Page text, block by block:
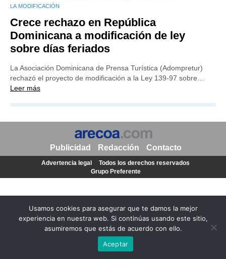
LA MODIFICACIÓN
Crece rechazo en República
Dominicana a modificación de ley
sobre días feriados
La Asociación Dominicana de Prensa Turística (Adompretur)
rechazó el proyecto de modificación a la Ley 139-97 sobre…
Leer más
Usamos cookies para asegurar que te damos la mejor
experiencia en nuestra web. Si continúas usando este sitio,
asumiremos que estás de acuerdo con ello.
Aceptar
Publicidad Redacción Contacto
Advertencia legal
Todos los derechos reservados
Grupo Preferente